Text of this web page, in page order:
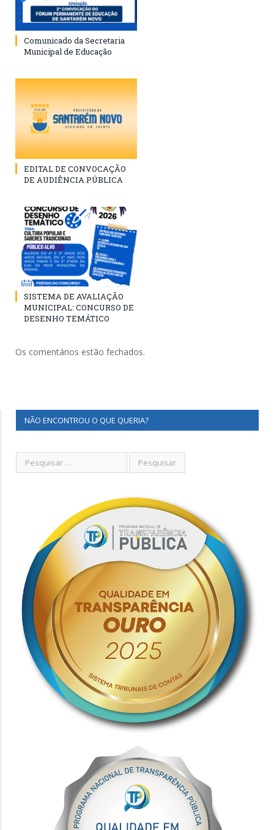
Comunicado da Secretaria
Municipal de Educação
EDITAL DE CONVOCAÇÃO
DE AUDIÊNCIA PÚBLICA
SISTEMA DE AVALIAÇÃO
MUNICIPAL: CONCURSO DE
DESENHO TEMÁTICO
Os comentários estão fechados.
NÃO ENCONTROU O QUE QUERIA?